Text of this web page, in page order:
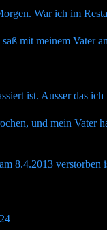
War ich im
mit meinem Vater
ist. Ausser das ich
und mein
8.4.2013